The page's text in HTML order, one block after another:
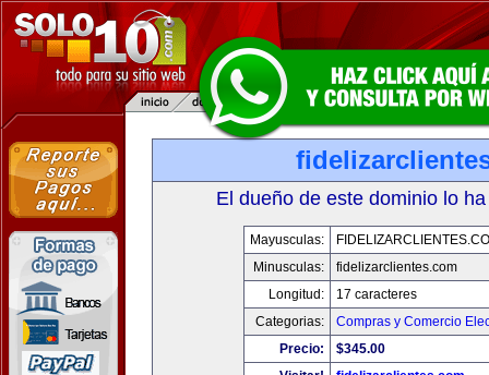
El dueño de este dominio lo
Mayusculas:
Minusculas:
fidelizarclientes.com
Longitud:
17 caracteres
Categorias:
Compras y Comercio
Precio:
$345.00